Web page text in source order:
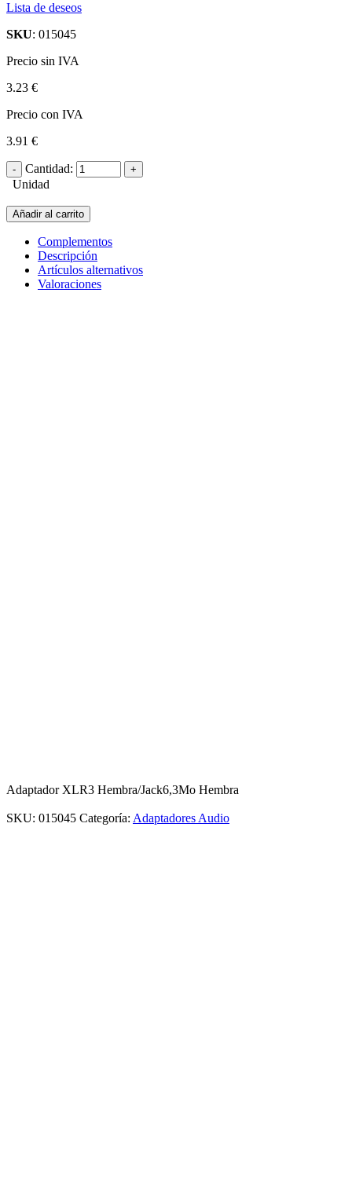
Lista de deseos
SKU: 015045
Precio sin IVA
3.23 €
Precio con IVA
3.91 €
Cantidad:
Unidad
Añadir al carrito
Complementos
Descripción
Artículos alternativos
Valoraciones
Adaptador XLR3 Hembra/Jack6,3Mo Hembra
SKU: 015045 Categoría: Adaptadores Audio